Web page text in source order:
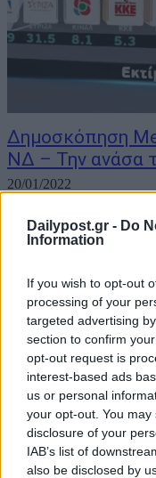
Dailypost.gr - Do
Information
If you wish to opt-out
processing of your
targeted advertising
section to confirm
opt-out request is
interest-based ads
us or personal
your opt-out. You
disclosure of your
IAB’s list of
also be disclosed by
Δημοσκόπηση
ΝΔ – Την ανάσα
20/01/2022
Δημοσκόπηση
παρουσιάστηκε στο
ισχυρό προβάδισμα